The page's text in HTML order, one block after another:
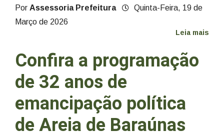
Por Assessoria Prefeitura
Quinta-Feira, 19 de
Março de 2026
Leia mais
Confira a programação
de 32 anos de
emancipação política
de Areia de Baraúnas